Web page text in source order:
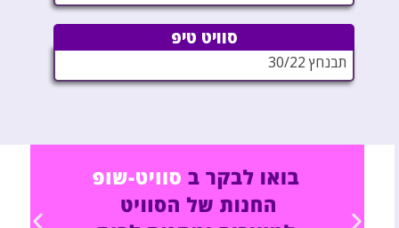
סוויט טיפ
תבנחץ 30/22